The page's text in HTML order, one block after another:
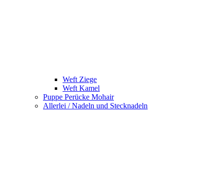
Weft Ziege
Weft Kamel
Puppe Perücke Mohair
Allerlei / Nadeln und Stecknadeln